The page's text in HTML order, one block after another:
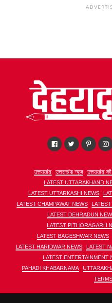
उत्तराखंड उत्तराखंड न्यूज़ उत्तराखंड
LATEST UTTARAKHAND
LATEST UTTARKASHI NEWS
LATEST CHAMPAWAT NEWS
LATEST DEHRADUN
LATEST PITHORAGARH
LATEST BAGESHWAR NEWS
LATEST HARIDWAR NEWS
LATEST
LATEST ENTERTAINMENT
PAHADI KHABARNAMA